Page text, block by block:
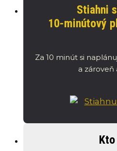
Stiahni
10-minútový
Za 10 minút si
a zároveň